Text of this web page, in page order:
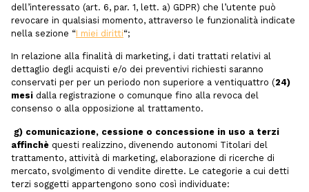
dell’interessato (art. 6, par. 1, lett. a) GDPR) che l’utente può
revocare in qualsiasi momento, attraverso le funzionalità indicate
nella sezione “I miei diritti“;
In relazione alla finalità di marketing, i dati trattati relativi al
dettaglio degli acquisti e/o dei preventivi richiesti saranno
conservati per per un periodo non superiore a ventiquattro (24)
mesi dalla registrazione o comunque fino alla revoca del
consenso o alla opposizione al trattamento.
g) comunicazione, cessione o concessione in uso a terzi
affinchè questi realizzino, divenendo autonomi Titolari del
trattamento, attività di marketing, elaborazione di ricerche di
mercato, svolgimento di vendite dirette. Le categorie a cui detti
terzi soggetti appartengono sono così individuate: